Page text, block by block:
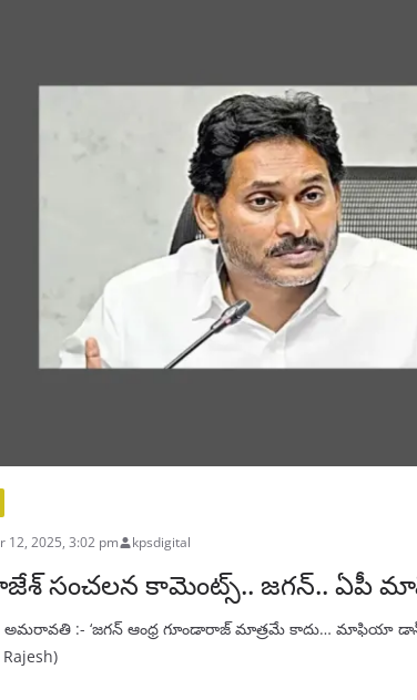
12, 2025, 3:02 pm kpsdigital
సంచలన కామెంట్స్.. జగన్‌..
అమరావతి :- ‘జగన్‌ ఆంధ్ర గూండారాజ్‌ మాత్రమే కాదు… మాఫియా